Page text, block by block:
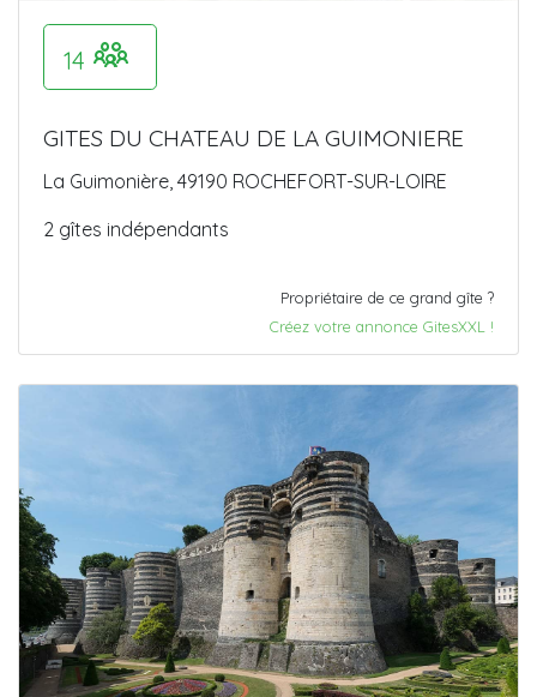
14
GITES DU CHATEAU DE LA GUIMONIERE
La Guimonière, 49190 ROCHEFORT-SUR-LOIRE
2 gîtes indépendants
Propriétaire de ce grand gîte ?
Créez votre annonce GitesXXL !